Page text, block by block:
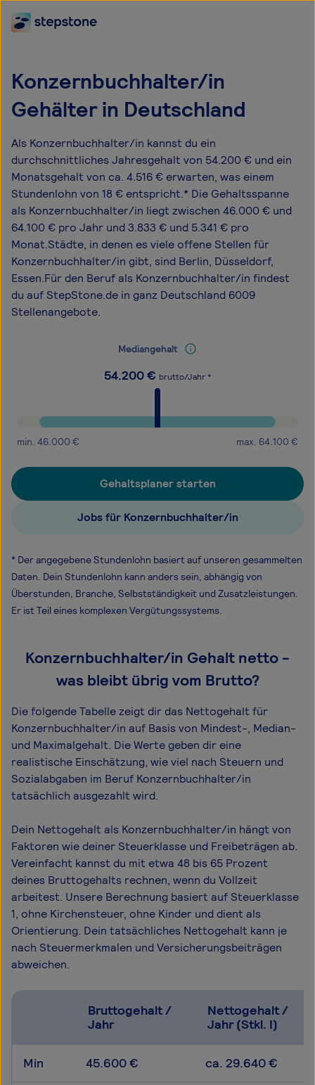
Konzernbuchhalter/in
Gehälter in Deutschland
Als Konzernbuchhalter/in kannst du ein
durchschnittliches Jahresgehalt von 54.200 € und ein
Monatsgehalt von ca. 4.516 € erwarten, was einem
Stundenlohn von 18 € entspricht.* Die Gehaltsspanne
als Konzernbuchhalter/in liegt zwischen 46.000 € und
64.100 € pro Jahr und 3.833 € und 5.341 € pro
Monat.Städte, in denen es viele offene Stellen für
Konzernbuchhalter/in gibt, sind Berlin, Düsseldorf,
Essen.Für den Beruf als Konzernbuchhalter/in findest
du auf StepStone.de in ganz Deutschland 6009
Stellenangebote.
Mediangehalt
54.200€ brutto/Jahr *
min. 46.000 € max. 64.100 €
Gehaltsplaner starten
Jobs für Konzernbuchhalter/in
* Der angegebene Stundenlohn basiert auf unseren gesammelten
Daten. Dein Stundenlohn kann anders sein, abhängig von
Überstunden, Branche, Selbstständigkeit und Zusatzleistungen.
Er ist Teil eines komplexen Vergütungssystems.
Konzernbuchhalter/in Gehalt netto -
was bleibt übrig vom Brutto?
Die folgende Tabelle zeigt dir das Netto­gehalt für
Konzernbuchhalter/in auf Basis von Mindest-, Median-
und Maximal­gehalt. Die Werte geben dir eine
realistische Einschätzung, wie viel nach Steuern und
Sozialabgaben im Beruf Konzernbuchhalter/in
tatsächlich ausgezahlt wird.
Dein Nettogehalt als Konzernbuchhalter/in hängt von
Faktoren wie deiner Steuerklasse und Freibeträgen ab.
Vereinfacht kannst du mit etwa 48 bis 65 Prozent
deines Bruttogehalts rechnen, wenn du Vollzeit
arbeitest. Unsere Berechnung basiert auf Steuerklasse
1, ohne Kirchensteuer, ohne Kinder und dient als
Orientierung. Dein tatsächliches Nettogehalt kann je
nach Steuermerkmalen und Versicherungsbeiträgen
abweichen.
Bruttogehalt /
Jahr
Nettogehalt /
Jahr (Stkl. I)
Min 45.600 € ca. 29.640 €